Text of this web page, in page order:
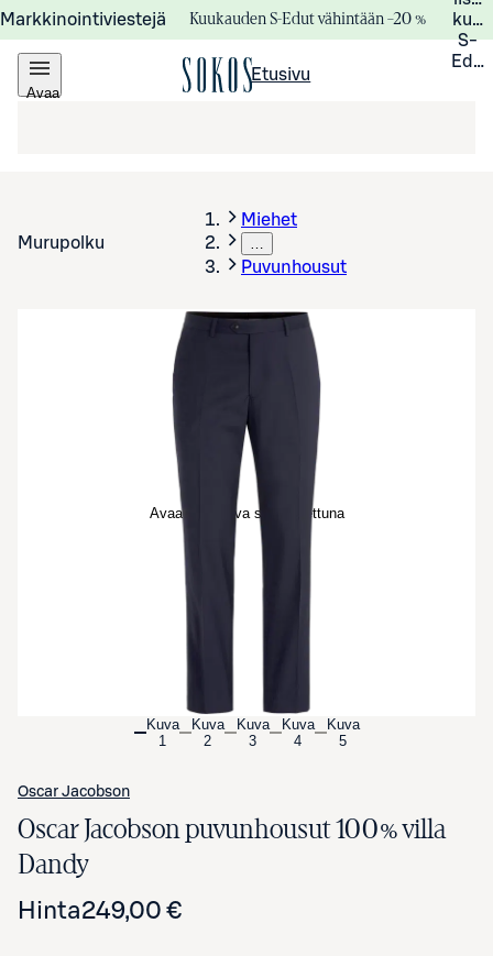
Markkinointiviestejä Kuukauden S-Edut vähintään –20 %
S-
Avaa
Etusivu
Murupolku
Miehet
…
Puvunhousut
Avaa tuotekuva suurennettuna
Kuva
1
Kuva
2
Kuva
3
Kuva
4
Kuva
5
Oscar Jacobson
Oscar Jacobson puvunhousut 100% villa
Dandy
Hinta249,00 €